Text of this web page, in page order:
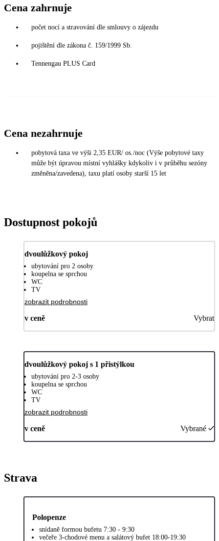
Cena zahrnuje
počet nocí a stravování dle smlouvy o zájezdu
pojištění dle zákona č. 159/1999 Sb.
Tennengau PLUS Card
Cena nezahrnuje
pobytová taxa ve výši 2,35 EUR/ os./noc (Výše pobytové taxy
může být úpravou místní vyhlášky kdykoliv i v průběhu sezóny
změněna/zavedena), taxu platí osoby starší 15 let
Dostupnost pokojů
dvoulůžkový pokoj
ubytování pro 2 osoby
koupelna se sprchou
WC
TV
zobrazit podrobnosti
v ceně Vybrat
dvoulůžkový pokoj s 1 přistýlkou
ubytování pro 2-3 osoby
koupelna se sprchou
WC
TV
zobrazit podrobnosti
v ceně Vybrané
Strava
Polopenze
snídaně formou bufetu 7:30 - 9:30
večeře 3-chodové menu a salátový bufet 18:00-19:30